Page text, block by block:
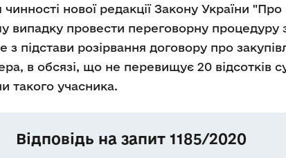
нової редакції Закону України "Про
випадку провести переговорну процедуру
з підстави розірвання договору про
в обсязі, що не перевищує 20 відсотків
такого учасника.
Відповідь на запит 1185/2020